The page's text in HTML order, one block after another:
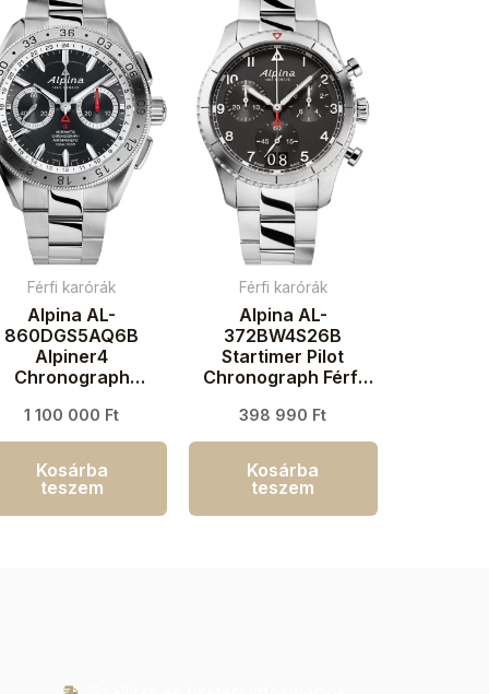
Férfi karórák
Alpina AL-
860DGS5AQ6B
Alpiner4
Chronograph
45mm 10ATM
1 100 000 Ft
Kosárba
teszem
Férfi karórák
Alpina AL-
372BW4S26B
Startimer Pilot
Chronograph Férfi
398 990 Ft
Kosárba
teszem